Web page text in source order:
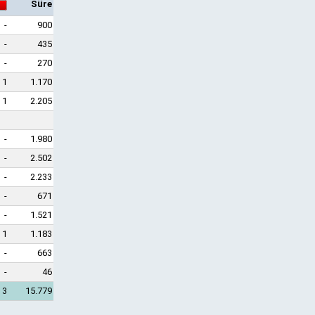
Süre
-
900
-
435
-
270
1
1.170
1
2.205
-
1.980
-
2.502
-
2.233
-
671
-
1.521
1
1.183
-
663
-
46
3 15.779